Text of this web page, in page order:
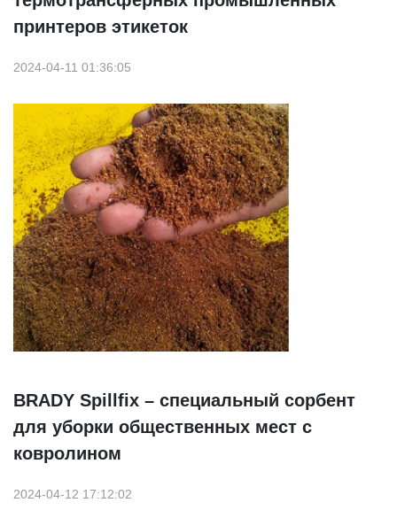
принтеров этикеток
2024-04-11 01:36:05
BRADY Spillfix – специальный сорбент
для уборки общественных мест с
ковролином
2024-04-12 17:12:02